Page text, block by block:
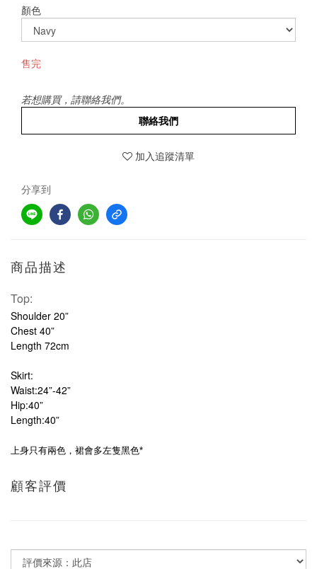
顏色
售完
若想購買，請聯絡我們。
聯絡我們
加入追蹤清單
分享到
商品描述
Top:
Shoulder 20”
Chest 40”
Length 72cm
Skirt:
Waist:24”-42”
Hip:40”
Length:40”
上身只有兩色，裙會多左隻黑色*
顧客評價